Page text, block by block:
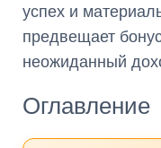
успех и
предвещает
неожиданный
Оглавление